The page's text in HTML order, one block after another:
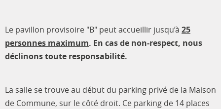
Le pavillon provisoire "B" peut accueillir jusqu’à 25
personnes maximum. En cas de non-respect, nous
déclinons toute responsabilité.
La salle se trouve au début du parking privé de la Maison
de Commune, sur le côté droit. Ce parking de 14 places